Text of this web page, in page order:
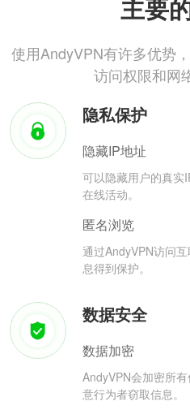
主要
使用AndyVPN有许多优势
访问权限和网
隐私保护
隐藏IP地址
可以隐藏用户的真实
在线活动。
匿名浏览
通过AndyVPN访问
息得到保护。
数据安全
数据加密
AndyVPN会加密所
意行为者窃取信息。